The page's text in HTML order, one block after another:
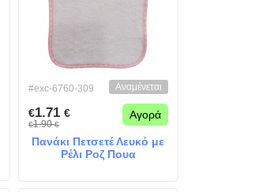
#exc-6760-309 Αναμένεται
€1.71 €
€1.90€
Αγορά
Πανάκι Πετσετέ Λευκό με
Ρέλι Ροζ Πουα